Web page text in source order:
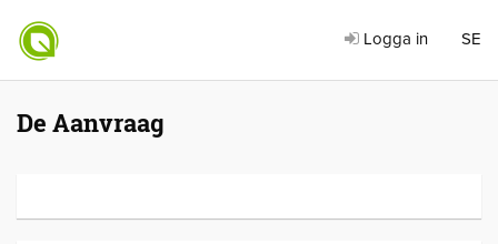
Logga in SE
De Aanvraag